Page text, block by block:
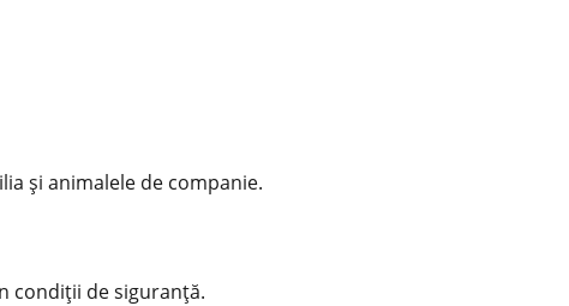
și animalele de companie.
condiții de siguranță.